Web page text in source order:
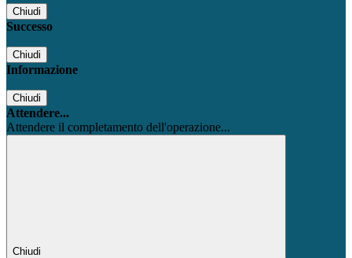
Chiudi
Successo
Chiudi
Informazione
Chiudi
Attendere...
Attendere il completamento dell'operazione...
Chiudi